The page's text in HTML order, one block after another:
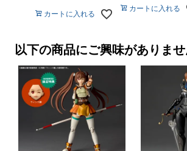
カートに入れる
カートに入れる
以下の商品にご興味がありませ